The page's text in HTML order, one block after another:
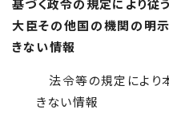
基づく政令の規定により従
大臣その他国の機関の明
きない情報
法令等の規定により
きない情報